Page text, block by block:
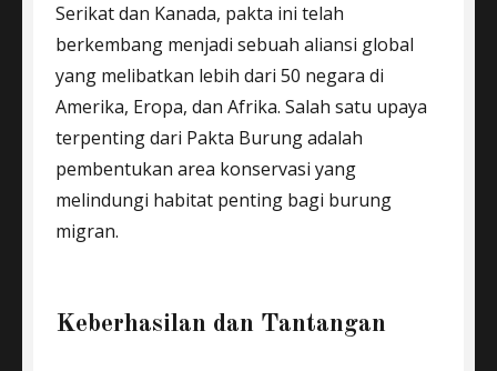
Serikat dan Kanada, pakta ini telah
berkembang menjadi sebuah aliansi global
yang melibatkan lebih dari 50 negara di
Amerika, Eropa, dan Afrika. Salah satu upaya
terpenting dari Pakta Burung adalah
pembentukan area konservasi yang
melindungi habitat penting bagi burung
migran.
Keberhasilan dan Tantangan